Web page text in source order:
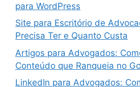
para WordPress
Site para Escritório de
Precisa Ter e Quanto Custa
Artigos para Advogados:
Conteúdo que Ranqueia no
LinkedIn para Advogados: